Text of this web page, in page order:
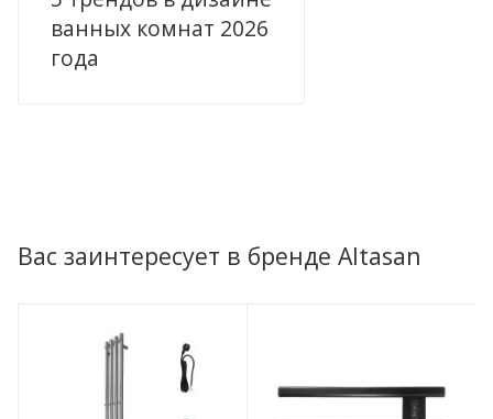
ванных комнат 2026
года
Вас заинтересует в бренде Altasan